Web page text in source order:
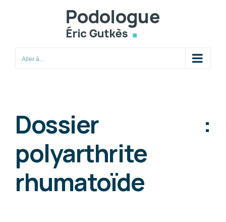
Aller à...
Dossier :
polyarthrite
rhumatoïde